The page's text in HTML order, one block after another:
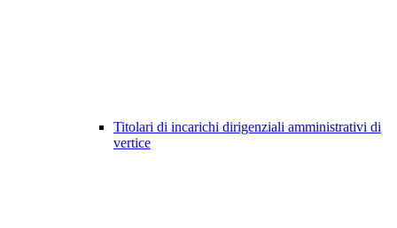
Titolari di incarichi dirigenziali amministrativi di
vertice